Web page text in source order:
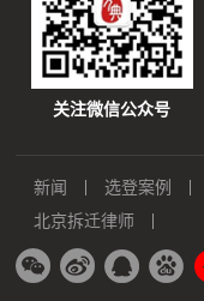
关注微信公众号
新闻 选登案例
北京拆迁律师